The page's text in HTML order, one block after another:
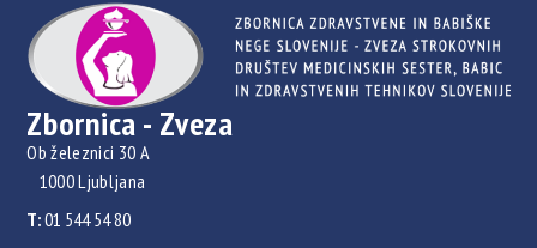
Zbornica - Zveza
Ob železnici 30 A
1000 Ljubljana
T:01 544 54 80